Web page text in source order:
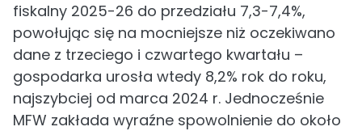
fiskalny 2025-26 do przedziału 7,3-7,4%,
powołując się na mocniejsze niż oczekiwano
dane z trzeciego i czwartego kwartału –
gospodarka urosła wtedy 8,2% rok do roku,
najszybciej od marca 2024 r. Jednocześnie
MFW zakłada wyraźne spowolnienie do około